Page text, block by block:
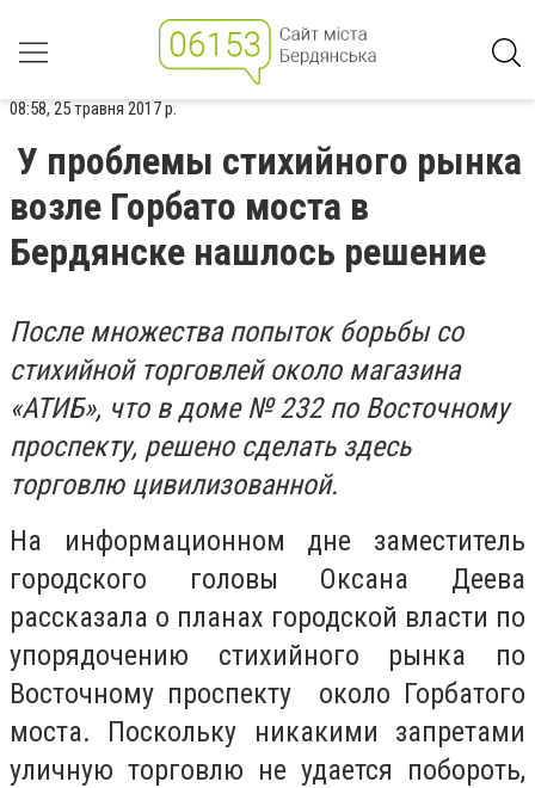
08:58, 25 травня 2017 р.
У проблемы стихийного рынка
возле Горбато моста в
Бердянске нашлось решение
После множества попыток борьбы со
стихийной торговлей около магазина
«АТИБ», что в доме № 232 по Восточному
проспекту, решено сделать здесь
торговлю цивилизованной.
На информационном дне заместитель
городского головы Оксана Деева
рассказала о планах городской власти по
упорядочению стихийного рынка по
Восточному проспекту около Горбатого
моста. Поскольку никакими запретами
уличную торговлю не удается побороть,